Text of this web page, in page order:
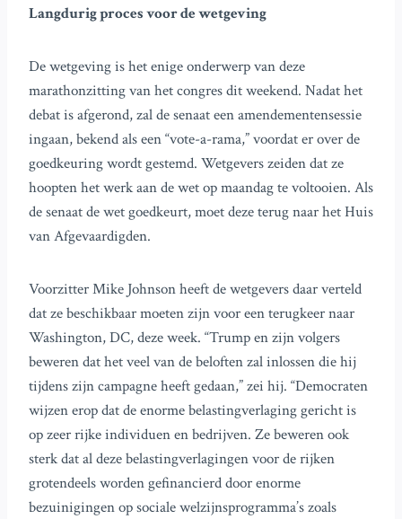
Langdurig proces voor de wetgeving
De wetgeving is het enige onderwerp van deze
marathonzitting van het congres dit weekend. Nadat het
debat is afgerond, zal de senaat een amendementensessie
ingaan, bekend als een “vote-a-rama,” voordat er over de
goedkeuring wordt gestemd. Wetgevers zeiden dat ze
hoopten het werk aan de wet op maandag te voltooien. Als
de senaat de wet goedkeurt, moet deze terug naar het Huis
van Afgevaardigden.
Voorzitter Mike Johnson heeft de wetgevers daar verteld
dat ze beschikbaar moeten zijn voor een terugkeer naar
Washington, DC, deze week. “Trump en zijn volgers
beweren dat het veel van de beloften zal inlossen die hij
tijdens zijn campagne heeft gedaan,” zei hij. “Democraten
wijzen erop dat de enorme belastingverlaging gericht is
op zeer rijke individuen en bedrijven. Ze beweren ook
sterk dat al deze belastingverlagingen voor de rijken
grotendeels worden gefinancierd door enorme
bezuinigingen op sociale welzijnsprogramma’s zoals